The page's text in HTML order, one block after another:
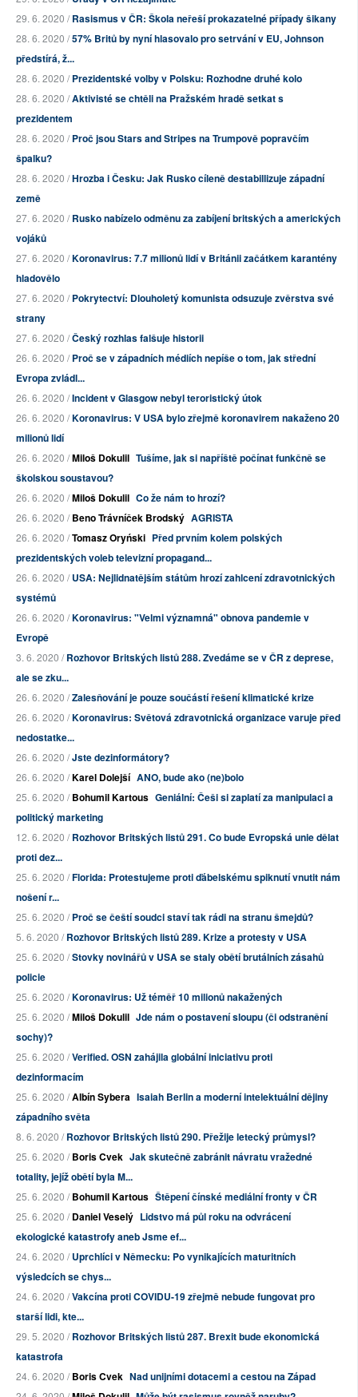
29. 6. 2020 /Rasismus v ČR: Škola neřeší prokazatelné případy šikany
28. 6. 2020 /57% Britů by nyní hlasovalo pro setrvání v EU, Johnson
předstírá, ž...
28. 6. 2020 /Prezidentské volby v Polsku: Rozhodne druhé kolo
28. 6. 2020 /Aktivisté se chtěli na Pražském hradě setkat s
prezidentem
28. 6. 2020 /Proč jsou Stars and Stripes na Trumpově popravčím
špalku?
28. 6. 2020 /Hrozba i Česku: Jak Rusko cíleně destabillizuje západní
země
27. 6. 2020 /Rusko nabízelo odměnu za zabíjení britských a amerických
vojáků
27. 6. 2020 /Koronavirus: 7.7 milionů lidí v Británii začátkem karantény
hladovělo
27. 6. 2020 /Pokrytectví: Dlouholetý komunista odsuzuje zvěrstva své
strany
27. 6. 2020 /Český rozhlas falšuje historii
26. 6. 2020 /Proč se v západních médiích nepíše o tom, jak střední
Evropa zvládl...
26. 6. 2020 /Incident v Glasgow nebyl teroristický útok
26. 6. 2020 /Koronavirus: V USA bylo zřejmě koronavirem nakaženo 20
milionů lidí
26. 6. 2020 /Miloš Dokulil Tušíme, jak si napříště počínat funkčně se
školskou soustavou?
26. 6. 2020 /Miloš Dokulil Co že nám to hrozí?
26. 6. 2020 /Beno Trávníček Brodský AGRISTA
26. 6. 2020 /Tomasz Oryński Před prvním kolem polských
prezidentských voleb televizní propagand...
26. 6. 2020 /USA: Nejlidnatějším státům hrozí zahlcení zdravotnických
systémů
26. 6. 2020 /Koronavirus: "Velmi významná" obnova pandemie v
Evropě
3. 6. 2020 /Rozhovor Britských listů 288. Zvedáme se v ČR z deprese,
ale se zku...
26. 6. 2020 /Zalesňování je pouze součástí řešení klimatické krize
26. 6. 2020 /Koronavirus: Světová zdravotnická organizace varuje před
nedostatke...
26. 6. 2020 /Jste dezinformátory?
26. 6. 2020 /Karel Dolejší ANO, bude ako (ne)bolo
25. 6. 2020 /Bohumil Kartous Geniální: Češi si zaplatí za manipulaci a
politický marketing
12. 6. 2020 /Rozhovor Britských listů 291. Co bude Evropská unie dělat
proti dez...
25. 6. 2020 /Florida: Protestujeme proti ďábelskému spiknutí vnutit nám
nošení r...
25. 6. 2020 /Proč se čeští soudci staví tak rádi na stranu šmejdů?
5. 6. 2020 /Rozhovor Britských listů 289. Krize a protesty v USA
25. 6. 2020 /Stovky novinářů v USA se staly obětí brutálních zásahů
policie
25. 6. 2020 /Koronavirus: Už téměř 10 milionů nakažených
25. 6. 2020 /Miloš Dokulil Jde nám o postavení sloupu (či odstranění
sochy)?
25. 6. 2020 /Verified. OSN zahájila globální iniciativu proti
dezinformacím
25. 6. 2020 /Albín Sybera Isaiah Berlin a moderní intelektuální dějiny
západního světa
8. 6. 2020 /Rozhovor Britských listů 290. Přežije letecký průmysl?
25. 6. 2020 /Boris Cvek Jak skutečně zabránit návratu vražedné
totality, jejíž obětí byla M...
25. 6. 2020 /Bohumil Kartous Štěpení čínské mediální fronty v ČR
25. 6. 2020 /Daniel Veselý Lidstvo má půl roku na odvrácení
ekologické katastrofy aneb Jsme ef...
24. 6. 2020 /Uprchlíci v Německu: Po vynikajících maturitních
výsledcích se chys...
24. 6. 2020 /Vakcína proti COVIDU-19 zřejmě nebude fungovat pro
starší lidi, kte...
29. 5. 2020 /Rozhovor Britských listů 287. Brexit bude ekonomická
katastrofa
24. 6. 2020 /Boris Cvek Nad unijními dotacemi a cestou na Západ